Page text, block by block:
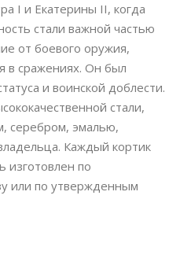
I и Екатерины II, когда
стали важной частью
от боевого оружия,
в сражениях. Он был
и воинской доблести.
стали,
серебром, эмалью,
Каждый кортик
изготовлен по
или по утвержденным